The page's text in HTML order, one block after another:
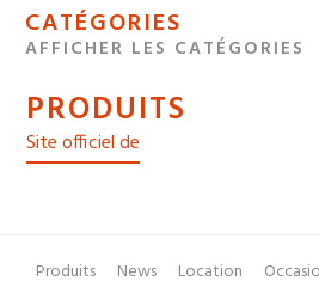
MENU
DE
DES
CATÉGORIES
AFFICHER LES CATÉGORIES
PRODUITS
Site officiel de
Pied
Menu
Produits News Location